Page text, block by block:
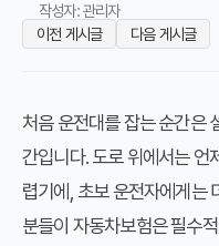
작성자: 관리자
이전 게시글
다음 게시글
처음 운전대를 잡는 순간은
간입니다. 도로 위에서는 언
렵기에, 초보 운전자에게는
분들이 자동차보험은 필수